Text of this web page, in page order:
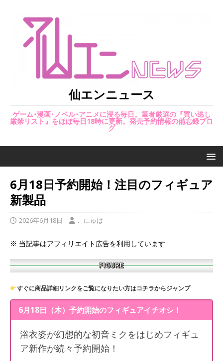
仙エンニュース
ゲーム･漫画･ノベル･アニメに浸る毎日。筆者厳選の『買い逃し
厳禁リスト』をほぼ毎日18時に更新。発売予約情報の備忘録ブロ
グ
6月18日予約開始！注目のフィギュア
新製品
2026年6月18日 こにゅは
※ 当記事はアフィリエイト広告を利用しています
すぐに商品詳細リンクをご覧になりたい方はコチラからジャンプ
6月18日（木）予約開始のフィギュアイチオシ！
浴衣姿が幻想的な初音ミクをはじめフィギュ
ア新作が続々予約開始！